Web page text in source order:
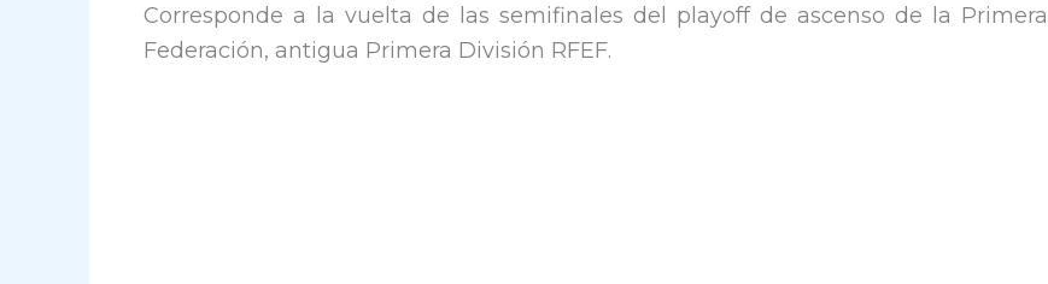
Corresponde a la vuelta de las semifinales del playoff de ascenso de la Primera
Federación, antigua Primera División RFEF.